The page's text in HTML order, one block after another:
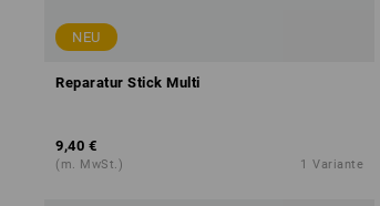
NEU
Reparatur Stick Multi
9,40 €
(m. MwSt.) 1 Variante